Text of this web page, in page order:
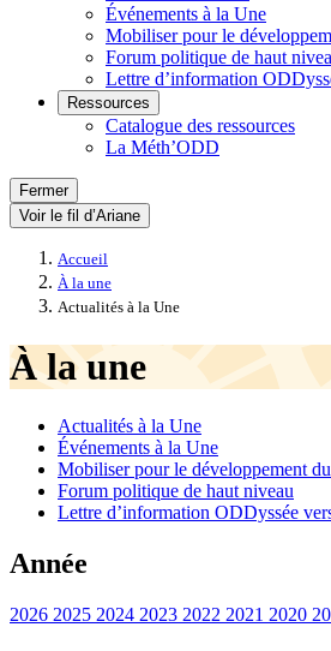
Événements à la Une
Mobiliser pour le
Forum politique de haut
Lettre d’information
Ressources
Catalogue des ressources
La Méth’ODD
Fermer
Voir le fil d’Ariane
Accueil
À la une
Actualités à la Une
À la une
Actualités à la Une
Événements à la Une
Mobiliser pour le développement
Forum politique de haut niveau
Lettre d’information ODDyssée
Année
2026 2025 2024 2023 2022 2021 2020